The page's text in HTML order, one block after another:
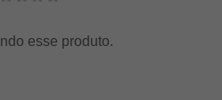
esse produto.